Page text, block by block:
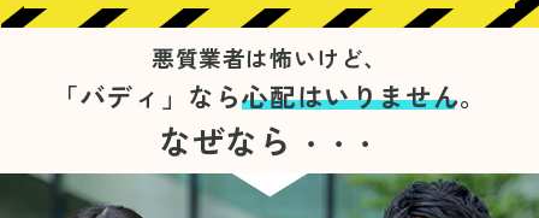
悪質業者は怖いけど、
「バディ」なら心配はいりません。
なぜなら ・・・